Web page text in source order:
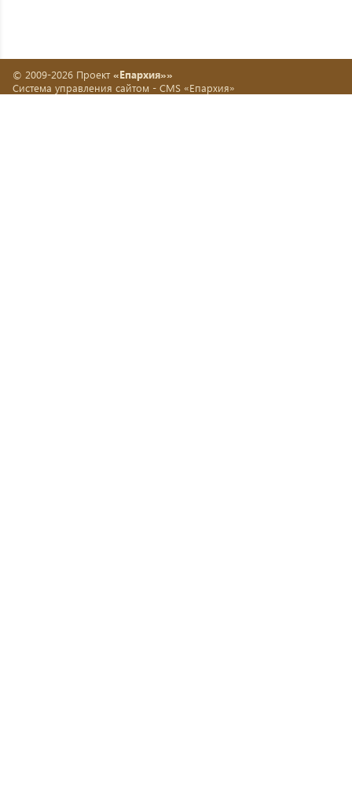
© 2009-2026 Проект «Епархия»»
Система управления сайтом - CMS «Епархия»